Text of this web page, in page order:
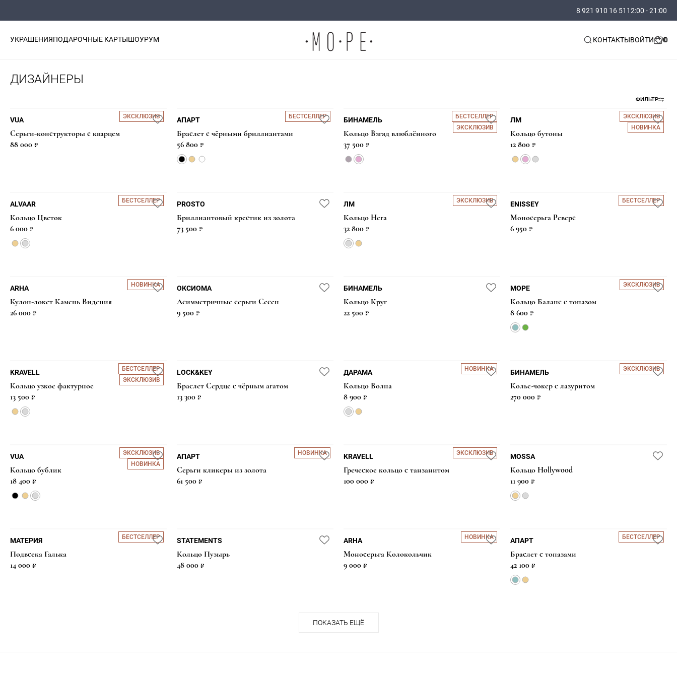
8 921 910 16 51 12:00 - 21:00
УКРАШЕНИЯПОДАРОЧНЫЕ КАРТЫШОУРУМ КОНТАКТЫВОЙТИ
ДИЗАЙНЕРЫ
ФИЛЬТР
ЭКСКЛЮЗИВ
VUA
Серьги-конструкторы с кварцем
88 000 ₽
БЕСТСЕЛЛЕР
АПАРТ
Браслет с чёрными бриллиантами
56 800 ₽
БЕСТСЕЛЛЕР
ЭКСКЛЮЗИВ
БИНАМЕЛЬ
Кольцо Взгяд влюблённого
37 500 ₽
ЭКСКЛЮЗИВ
НОВИНКА
ЛМ
Кольцо бутоны
12 800 ₽
БЕСТСЕЛЛЕР
ALVAAR
Кольцо Цветок
6 000 ₽
PROSTO
Бриллиантовый крестик из золота
73 500 ₽
ЭКСКЛЮЗИВ
ЛМ
Кольцо Нега
32 800 ₽
БЕСТСЕЛЛЕР
ENISSEY
Моносерьга Реверс
6 950 ₽
НОВИНКА
ARHA
Кулон-локет Камень Видения
26 000 ₽
ОКСИОМА
Асимметричные серьги Сесен
9 500 ₽
БИНАМЕЛЬ
Кольцо Круг
22 500 ₽
ЭКСКЛЮЗИВ
МОРЕ
Кольцо Баланс с топазом
8 600 ₽
БЕСТСЕЛЛЕР
ЭКСКЛЮЗИВ
KRAVELL
Кольцо узкое фактурное
13 500 ₽
LOCK&KEY
Браслет Сердце с чёрным агатом
13 300 ₽
НОВИНКА
ДАРАМА
Кольцо Волна
8 900 ₽
ЭКСКЛЮЗИВ
БИНАМЕЛЬ
Колье-чокер с лазуритом
270 000 ₽
ЭКСКЛЮЗИВ
НОВИНКА
VUA
Кольцо бублик
18 400 ₽
НОВИНКА
АПАРТ
Серьги кликеры из золота
61 500 ₽
ЭКСКЛЮЗИВ
KRAVELL
Греческое кольцо с танзанитом
100 000 ₽
MOSSA
Кольцо Hollywood
11 900 ₽
БЕСТСЕЛЛЕР
МАТЕРИЯ
Подвсека Галька
14 000 ₽
STATEMENTS
Кольцо Пузырь
48 000 ₽
НОВИНКА
ARHA
Моносерьга Колокольчик
9 000 ₽
БЕСТСЕЛЛЕР
АПАРТ
Браслет с топазами
42 100 ₽
ПОКАЗАТЬ ЕЩЁ